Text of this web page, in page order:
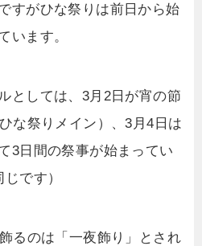
すがひな祭りは前日から始
います。
としては、3月2日が宵の節
な祭りメイン）、3月4日は
3日間の祭事が始まってい
です）
るのは「一夜飾り」とされ